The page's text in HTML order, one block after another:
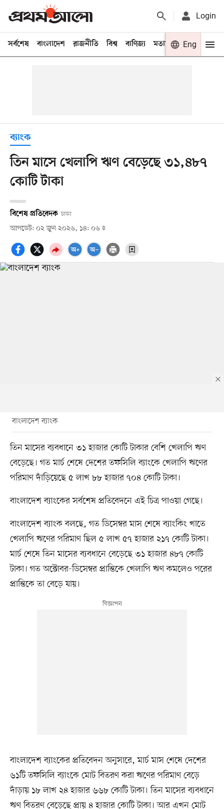
Login
সর্বশেষ বাংলাদেশ রাজনীতি বিশ্ব বাণিজ্য মতামত খেলা
Eng
ব্যাংক
তিন মাসে খেলাপি ঋণ বেড়েছে ৩১,৪৮৭
কোটি টাকা
বিশেষ প্রতিবেদক ঢাকা
আপডেট: ০২ জুন ২০২৬, ১৪: ০৬
বাংলাদেশ ব্যাংক
তিন মাসের ব্যবধানে ৩১ হাজার কোটি টাকার বেশি খেলাপি ঋণ
বেড়েছে। গত মার্চ শেষে দেশের তফসিলি ব্যাংকে খেলাপি ঋণের
পরিমাণ দাঁড়িয়েছে ৫ লাখ ৮৮ হাজার ৭০৪ কোটি টাকা।
বাংলাদেশ ব্যাংকের সর্বশেষ প্রতিবেদনে এই চিত্র পাওয়া গেছে।
বাংলাদেশ ব্যাংক বলছে, গত ডিসেম্বর মাস শেষে ব্যাংকিং খাতে
খেলাপি ঋণের পরিমাণ ছিল ৫ লাখ ৫৭ হাজার ২১৭ কোটি টাকা।
মার্চ শেষে তিন মাসের ব্যবধানে বেড়েছে ৩১ হাজার ৪৮৭ কোটি
টাকা। গত অক্টোবর-ডিসেম্বর প্রান্তিকে খেলাপি ঋণ কমলেও পরের
প্রান্তিকে তা বেড়ে যায়।
বাংলাদেশ ব্যাংকের প্রতিবেদন অনুসারে, মার্চ মাস শেষে দেশের
৬১টি তফসিলি ব্যাংকে মোট বিতরণ করা ঋণের পরিমাণ বেড়ে
দাঁড়ায় ১৮ লাখ ২৪ হাজার ৬৬৮ কোটি টাকা। তিন মাসের ব্যবধানে
ঋণ বিতরণ বেড়েছে প্রায় ৪ হাজার কোটি টাকা। আর এখন মোট